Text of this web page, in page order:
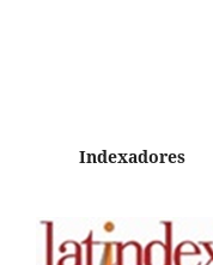
Indexadores